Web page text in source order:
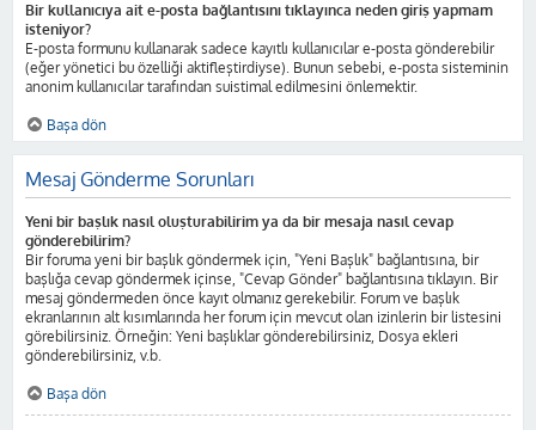
Bir kullanıcıya ait e-posta bağlantısını tıklayınca neden giriş yapmam
isteniyor?
E-posta formunu kullanarak sadece kayıtlı kullanıcılar e-posta gönderebilir
(eğer yönetici bu özelliği aktifleştirdiyse). Bunun sebebi, e-posta sisteminin
anonim kullanıcılar tarafından suistimal edilmesini önlemektir.
Başa dön
Mesaj Gönderme Sorunları
Yeni bir başlık nasıl oluşturabilirim ya da bir mesaja nasıl cevap
gönderebilirim?
Bir foruma yeni bir başlık göndermek için, "Yeni Başlık" bağlantısına, bir
başlığa cevap göndermek içinse, "Cevap Gönder" bağlantısına tıklayın. Bir
mesaj göndermeden önce kayıt olmanız gerekebilir. Forum ve başlık
ekranlarının alt kısımlarında her forum için mevcut olan izinlerin bir listesini
görebilirsiniz. Örneğin: Yeni başlıklar gönderebilirsiniz, Dosya ekleri
gönderebilirsiniz, v.b.
Başa dön